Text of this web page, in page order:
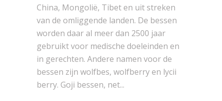
China, Mongolië, Tibet en uit streken
van de omliggende landen. De bessen
worden daar al meer dan 2500 jaar
gebruikt voor medische doeleinden en
in gerechten. Andere namen voor de
bessen zijn wolfbes, wolfberry en lycii
berry. Goji bessen, net...